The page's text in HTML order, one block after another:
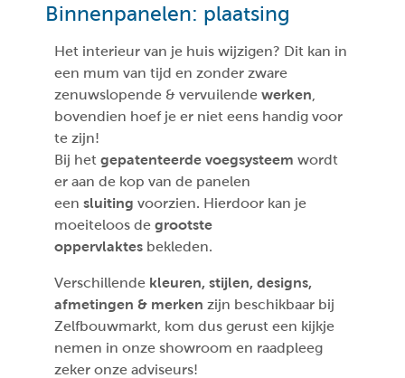
Binnenpanelen: plaatsing
Het interieur van je huis wijzigen? Dit kan in
een mum van tijd en zonder zware
zenuwslopende & vervuilende werken
bovendien hoef je er niet eens handig voor
te zijn!
Bij het gepatenteerde voegsysteem wordt
er aan de kop van de panelen
een sluiting voorzien. Hierdoor kan je
moeiteloos de grootste
oppervlaktes bekleden.
Verschillende kleuren, stijlen, designs,
afmetingen & merken zijn beschikbaar bij
Zelfbouwmarkt, kom dus gerust een kijkje
nemen in onze showroom en raadpleeg
zeker onze adviseurs!